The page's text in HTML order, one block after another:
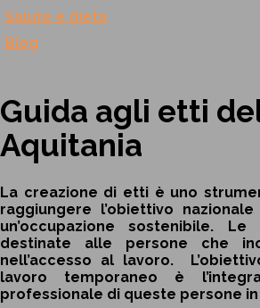
Salute e dieta
Blog
Guida agli etti
Aquitania
La creazione di etti è uno
raggiungere l’obiettivo
un’occupazione sostenibile.
destinate alle persone che
nell’accesso al lavoro.
lavoro temporaneo è
professionale di queste persone